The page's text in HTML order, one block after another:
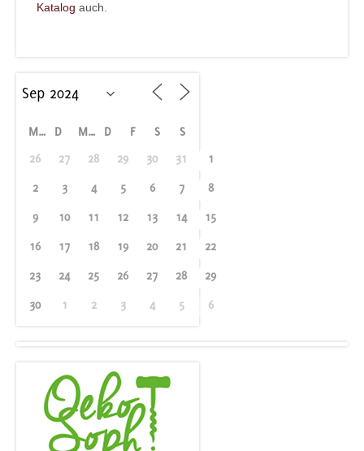
Katalog auch.
M D M D F S
S
26
27 28 29 30 31 1
2 3 4 5 6 7 8
9 10 11 12 13 14 15
16 17 18 19 20 21 22
23 24 25 26 27 28 29
30 1 2 3 4 5 6